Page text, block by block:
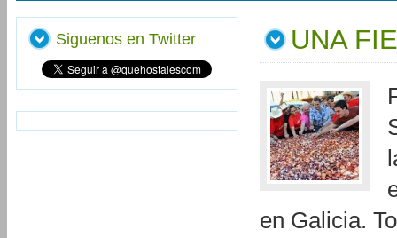
UNA
en Galicia.
Siguenos en Twitter